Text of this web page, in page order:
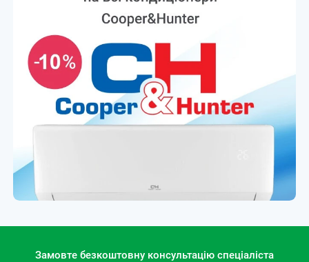
Замовте безкоштовну консультацію спеціаліста